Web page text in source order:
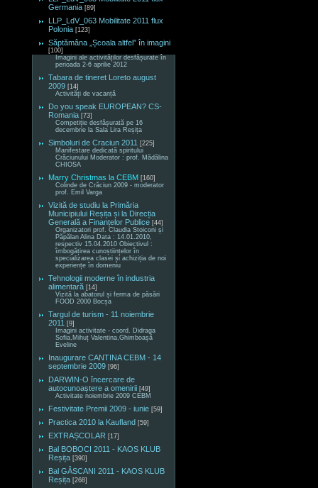
Germania [89]
LLP_LdV_063 Mobilitate 2011 flux
Polonia [123]
Săptămâna „Școala altfel” în imagini
[100]
Imagini ale activităților desfășurate în
perioada 2-6 aprilie 2012
Tabara de tineret Loreto august
2009 [14]
Activități de vacanță
Do you speak EUROPEAN? CS-
Romania [73]
Competiție desfășurată pe 16
decembrie la Sala Lira Reșița
Simboluri de Craciun 2011 [225]
Manifestare dedicată spiritului
Crăciunului Moderator : prof. Mădălina
CHIOSA
Marry Christmas la CEBM [160]
Colinde de Crăciun 2009 - moderator
prof. Emil Varga
Vizită de studiu la Primăria
Municipiului Reșița și la Direcția
Generală a Finanțelor Publice [44]
Organizatori prof. Claudia Stoiconi și
Păpălan Alina Data : 14.01.2010,
respectiv 15.04.2010 Obiectivul :
îmbogățirea cunoștiințelor în
specializarea clasei și achiziția de noi
experiențe în domeniu
Tehnologii moderne în industria
alimentară [14]
Vizită la abatorul și ferma de păsări
FOOD 2000 Bocșa
Targul de turism - 11 noiembrie
2011 [9]
Imagini activitate - coord. Didraga
Sofia,Mihuț Valentina,Ghimboașă
Eveline
Inaugurare CANTINA CEBM - 14
septembrie 2009 [96]
DARWIN-O încercare de
autocunoaștere a omenirii [49]
Activitate noiembrie 2009 CEBM
Festivitate Premii 2009 - iunie [59]
Practica 2010 la Kaufland [59]
EXTRAȘCOLAR [17]
Bal BOBOCI 2011 - KAOS KLUB
Reșița [390]
Bal GÂSCANI 2011 - KAOS KLUB
Reșița [268]